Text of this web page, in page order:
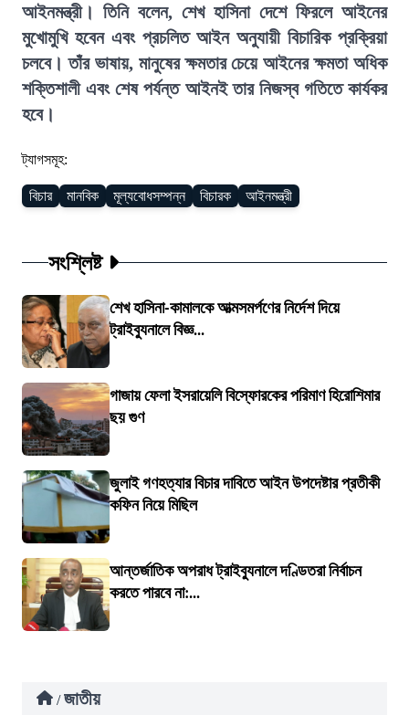
আইনমন্ত্রী। তিনি বলেন, শেখ হাসিনা দেশে ফিরলে আইনের
মুখোমুখি হবেন এবং প্রচলিত আইন অনুযায়ী বিচারিক প্রক্রিয়া
চলবে। তাঁর ভাষায়, মানুষের ক্ষমতার চেয়ে আইনের ক্ষমতা অধিক
শক্তিশালী এবং শেষ পর্যন্ত আইনই তার নিজস্ব গতিতে কার্যকর
হবে।
ট্যাগসমূহ:
বিচার মানবিক মূল্যবোধসম্পন্ন বিচারক আইনমন্ত্রী
সংশ্লিষ্ট
শেখ হাসিনা-কামালকে আত্মসমর্পণের নির্দেশ দিয়ে
ট্রাইব্যুনালে বিজ্ঞ...
গাজায় ফেলা ইসরায়েলি বিস্ফোরকের পরিমাণ হিরোশিমার
ছয় গুণ
জুলাই গণহত্যার বিচার দাবিতে আইন উপদেষ্টার প্রতীকী
কফিন নিয়ে মিছিল
আন্তর্জাতিক অপরাধ ট্রাইব্যুনালে দণ্ডিতরা নির্বাচন
করতে পারবে না:...
/ জাতীয়